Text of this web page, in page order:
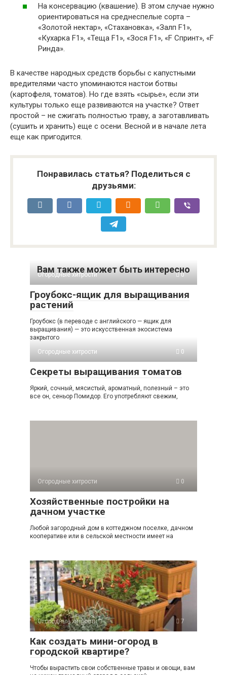
На консервацию (квашение). В этом случае нужно
ориентироваться на среднеспелые сорта –
«Золотой нектар», «Стахановка», «Залп F1»,
«Кухарка F1», «Теща F1», «Зося F1», «F Спринт», «F
Ринда».
В качестве народных средств борьбы с капустными
вредителями часто упоминаются настои ботвы
(картофеля, томатов). Но где взять «сырье», если эти
культуры только еще развиваются на участке? Ответ
простой – не сжигать полностью траву, а заготавливать
(сушить и хранить) еще с осени. Весной и в начале лета
еще как пригодится.
Понравилась статья? Поделиться с
друзьями:
Вам также может быть интересно
Огородные хитрости 0
Гроубокс-ящик для выращивания
растений
Гроубокс (в переводе с английского — ящик для
выращивания) — это искусственная экосистема
закрытого
Огородные хитрости
0
Секреты выращивания томатов
Яркий, сочный, мясистый, ароматный, полезный – это
все он, сеньор Помидор. Его употребляют свежим,
Огородные хитрости 0
Хозяйственные постройки на
дачном участке
Любой загородный дом в коттеджном поселке, дачном
кооперативе или в сельской местности имеет на
Огородные хитрости 7
Как создать мини-огород в
городской квартире?
Чтобы вырастить свои собственные травы и овощи, вам